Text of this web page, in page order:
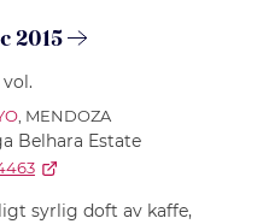
2015
vol.
, MENDOZA
Belhara Estate
syrlig doft av kaffe,